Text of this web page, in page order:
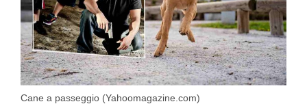
Cane a passeggio (Yahoomagazine.com)